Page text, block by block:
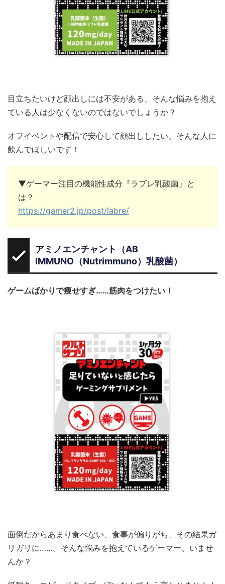
目立ちたいけど顔出しには不安がある、そんな悩みを抱え
ている人は少なくないのではないでしょうか？
オフイベントや配信で安心して顔出ししたい、そんな人に
飲んでほしいです！
▼ゲーマー注目の機能性成分『ラブレ乳酸菌』と
は？
https://gamer2.jp/post/labre/
アミノエンチャント（AB
IMMUNO（Nutrimmuno）乳酸菌）
ゲームばかりで痩せすぎ……筋肉をつけたい！
面倒だからあまり食べない、食事が偏りがち、その結果ガ
リガリに……。そんな悩みを抱えているゲーマー、いませ
んか？